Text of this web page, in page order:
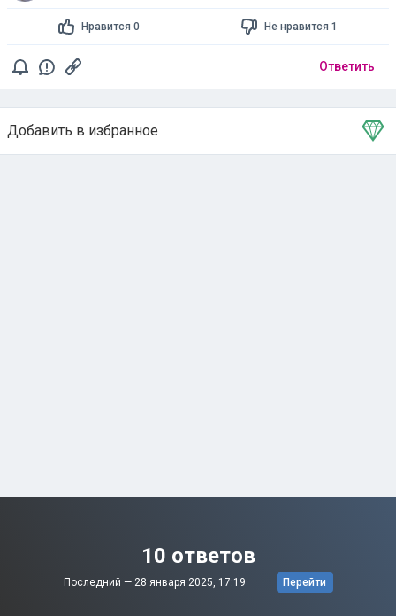
Нравится 0 Не нравится 1
Ответить
Добавить в избранное
Тема в избранном
10 ответов
Последний — 28 января 2025, 17:19 Перейти